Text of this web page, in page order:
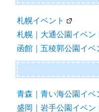
札幌イベント
札幌｜大通公園イベン
函館｜五稜郭公園イベ
青森｜青い海公園イベ
盛岡｜岩手公園イベン